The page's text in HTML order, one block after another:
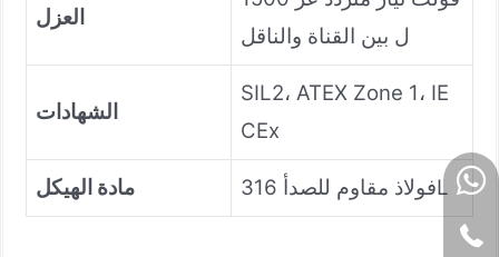
العزل
ل بين القناة والناقل
الشهادات
SIL2، ATEX Zone 1، IE
CEx
مادة الهيكل فولاذ مقاوم للصدأ 316L